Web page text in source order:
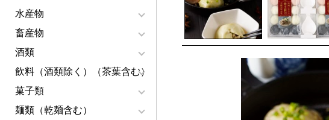
水産物
畜産物
酒類
飲料（酒類除く）（茶葉含む）
菓子類
麺類（乾麺含む）